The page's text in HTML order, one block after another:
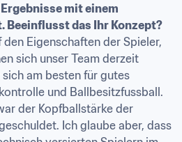
mit einem
Beeinflusst das Ihr Konzept?
Eigenschaften der Spieler,
sich unser Team derzeit
am besten für gutes
und Ballbesitzfussball.
der Kopfballstärke der
Ich glaube aber, dass